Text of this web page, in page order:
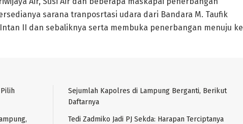
sarana tranposrtasi udara dari Bandara M. Taufik
II dan sebaliknya serta membuka penerbangan menuju ke
Sejumlah Kapolres di Lampung Berganti, Berikut
Daftarnya
Tedi Zadmiko Jadi PJ Sekda: Harapan Terciptanya